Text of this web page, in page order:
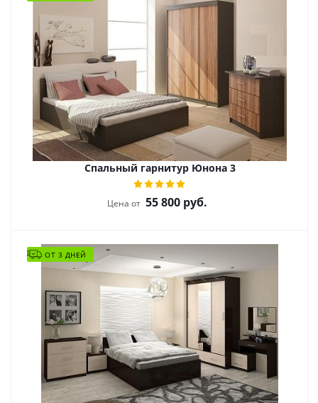
Спальный гарнитур Юнона 3
Цена от 55 800 руб.
ОТ 3 ДНЕЙ